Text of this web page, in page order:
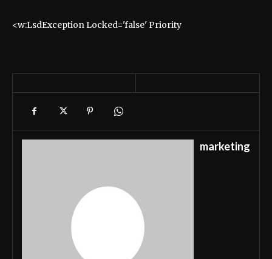
<w:LsdException Locked='false' Priority
marketing